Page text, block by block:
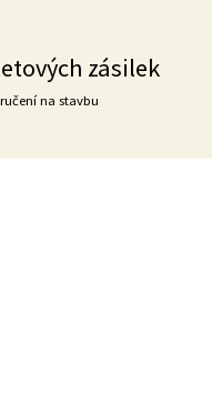
zásilek
na stavbu